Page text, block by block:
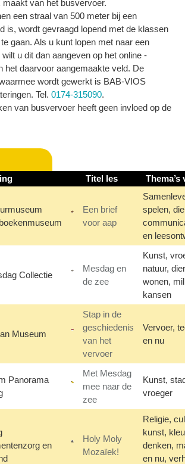
van het busvervoer.
een straal van 500 meter bij een
is, wordt gevraagd lopend met de klassen
gaan. Als u kunt lopen met naar een
u dit dan aangeven op het online
het daarvoor aangemaakte veld. De
wordt gewerkt is BAB-VIOS
Tel. 0174-315090.
van busvervoer heeft geen invloed op de
Titel les Thema’s
Een brief
voor aap
spelen,
en
Collectie
Mesdag en
de zee
Kunst,
natuur,
wonen,
kansen
Museum
Stap in de
geschiedenis
van het
vervoer
Vervoer,
en nu
Panorama
Met Mesdag
mee naar de
zee
Kunst,
vroeger
en
Holy Moly
Mozaïek!
Religie,
kunst,
denken,
en nu,